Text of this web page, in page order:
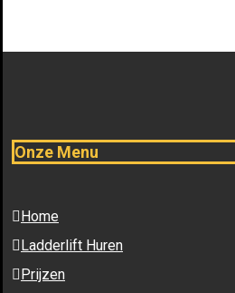
Onze Menu
Home
Ladderlift Huren
Prijzen